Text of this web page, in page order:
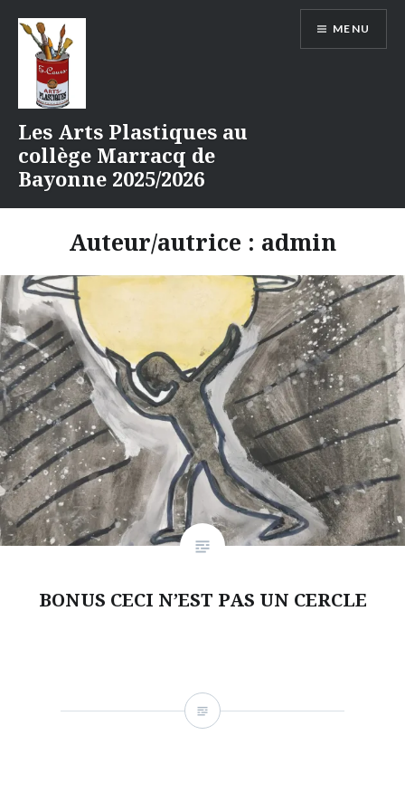
contenu
Les Arts Plastiques au
collège Marracq de
Bayonne 2025/2026
MENU
Auteur/autrice : admin
BONUS CECI N’EST PAS UN CERCLE